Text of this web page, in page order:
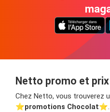
Netto promo et
Chez Netto, vous trouverez
⭐️promotions Chocolat